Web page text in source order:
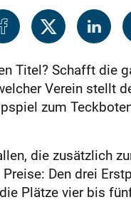
Titel? Schafft die
Verein stellt
zum
die zusätzlich
Den drei
Plätze vier bis